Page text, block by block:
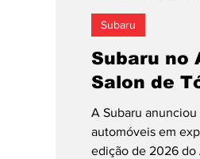
Subaru no
Salon de
A Subaru anunciou
automóveis em
edição de 2026 do
Subaru